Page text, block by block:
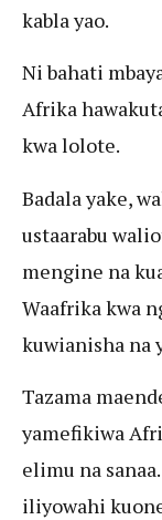
kabla yao.
Ni bahati
Afrika
kwa lolote.
Badala yake,
ustaarabu
mengine na
Waafrika kwa
kuwianisha na
Tazama
yamefikiwa
elimu na
iliyowahi